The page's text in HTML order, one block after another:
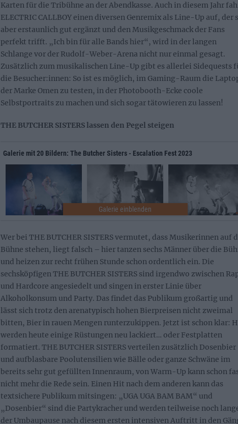
Karten für die Tribühne an der Abendkasse. Auch in diesem Jahr
ELECTRIC CALLBOY einen diversen Genremix als Line-Up auf, der
aber erstaunlich gut ergänzt und den Musikgeschmack der Fans
perfekt trifft. „Ich bin für alle Bands hier“, wird in der langen
Schlange vor der Rudolf-Weber-Arena nicht nur einmal gesagt.
Zusätzlich zum musikalischen Line-Up gibt es allerlei Sidequests
die Besucher:innen: So ist es möglich, im Gaming-Raum die
der Marke Omen zu testen, in der Photobooth-Ecke coole
Selbstportraits zu machen und sich sogar tätowieren zu lassen!
THE BUTCHER SISTERS lassen den Pegel steigen
Galerie mit 20 Bildern: The Butcher Sisters - Escalation Fest 2023
Wer bei THE BUTCHER SISTERS vermutet, dass Musikerinnen auf
Bühne stehen, liegt falsch – hier tanzen sechs Männer über die
und heizen zur recht frühen Stunde schon ordentlich ein. Die
sechsköpfigen THE BUTCHER SISTERS sind irgendwo zwischen
und Hardcore angesiedelt und singen in erster Linie über
Alkoholkonsum und Party. Das findet das Publikum großartig und
lässt sich trotz den arenatypisch hohen Bierpreisen nicht zweimal
bitten, Bier in rauen Mengen runterzukippen. Jetzt ist schon klar:
werden heute einige Rüstungen neu lackiert… oder Festplatten
formatiert. THE BUTCHER SISTERS verteilen zusätzlich Dosenbier
und aufblasbare Poolutensilien wie Bälle oder ganze Schwäne im
bereits sehr gut gefüllten Innenraum, von Warm-Up kann schon
nicht mehr die Rede sein. Einen Hit nach dem anderen kann das
textsichere Publikum mitsingen: „UGA UGA BAM BAM“ und
„Dosenbier“ sind die Partykracher und werden teilweise noch
der Umbaupause nach diesem ersten intensiven Auftritt in den